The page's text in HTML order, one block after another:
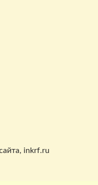
inkrf.ru